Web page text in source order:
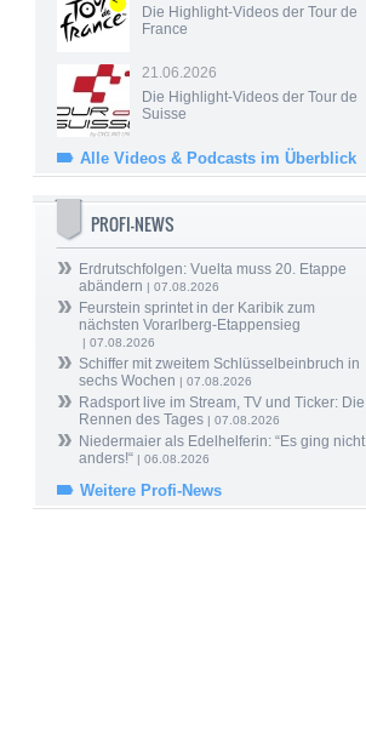
Die Highlight-Videos der Tour de
France
21.06.2026
Die Highlight-Videos der Tour de
Suisse
Alle Videos & Podcasts im Überblick
PROFI-NEWS
Erdrutschfolgen: Vuelta muss 20. Etappe
abändern | 07.08.2026
Feurstein sprintet in der Karibik zum
nächsten Vorarlberg-Etappensieg
| 07.08.2026
Schiffer mit zweitem Schlüsselbeinbruch in
sechs Wochen | 07.08.2026
Radsport live im Stream, TV und Ticker: Die
Rennen des Tages | 07.08.2026
Niedermaier als Edelhelferin: “Es ging nicht
anders!“ | 06.08.2026
Weitere Profi-News